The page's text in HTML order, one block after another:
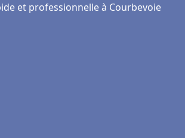
et professionnelle à Courbevoie